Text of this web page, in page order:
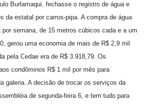
Burlamaqui, fechasse o registro de água e
da estatal por carros-pipa. A compra de água
semana, de 15 metros cúbicos cada e a um
gerou uma economia de mais de R$ 2,9 mil
pela Cedae era de R$ 3.918,79. Os
condôminos R$ 1 mil por mês para
galeria. A decisão de trocar os serviços da
de segunda-feira 6, e tem tudo para